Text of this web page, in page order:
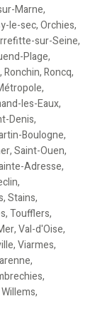
Marne,
le-sec,Orchies,
sur-Seine,
Plage,
,Ronchin,Roncq,
,
les-Eaux,
Denis,
Boulogne,
,Saint-Ouen,
Adresse,
,
,Stains,
,Toufflers,
,Val-d'Oise,
,Viarmes,
,
,
Willems,